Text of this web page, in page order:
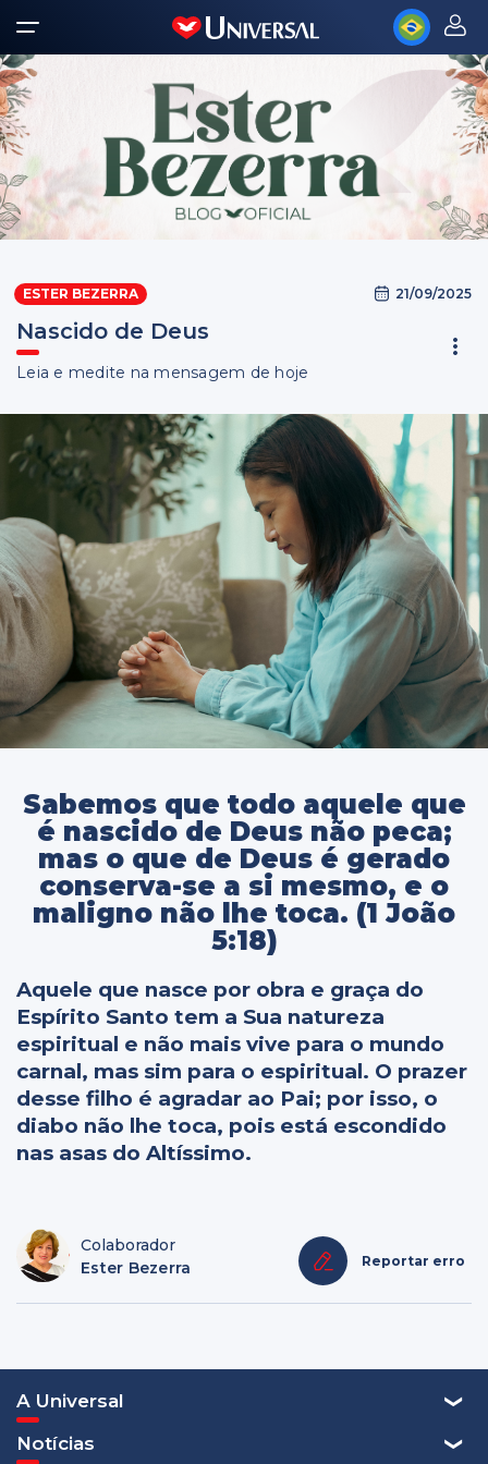
ESTER BEZERRA 21/09/2025
Nascido de Deus
Leia e medite na mensagem de hoje
Sabemos que todo aquele que
é nascido de Deus não peca;
mas o que de Deus é gerado
conserva-se a si mesmo, e o
maligno não lhe toca. (1 João
5:18)
Aquele que nasce por obra e graça do
Espírito Santo tem a Sua natureza
espiritual e não mais vive para o mundo
carnal, mas sim para o espiritual. O prazer
desse filho é agradar ao Pai; por isso, o
diabo não lhe toca, pois está escondido
nas asas do Altíssimo.
Colaborador
Ester Bezerra
Reportar erro
A Universal
Notícias